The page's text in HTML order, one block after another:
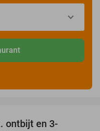
ontbijt en 3-